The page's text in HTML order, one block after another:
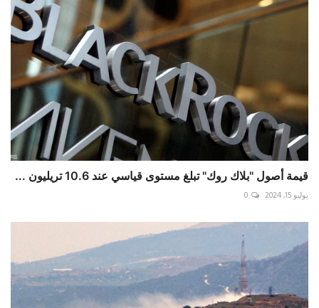
قيمة أصول "بلاك روك" تبلغ مستوى قياسي عند 10.6 تريليون ...
يوليو 15, 2024 0